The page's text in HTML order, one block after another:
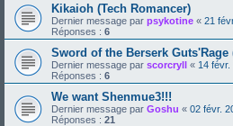
Kikaioh (Tech Romancer)
Dernier message par psykotine « 21
Réponses : 6
Sword of the Berserk Guts'Rage
Dernier message par scorcryll « 14 févr.
Réponses : 6
We want Shenmue3!!!
Dernier message par Goshu « 02 févr.
Réponses : 21